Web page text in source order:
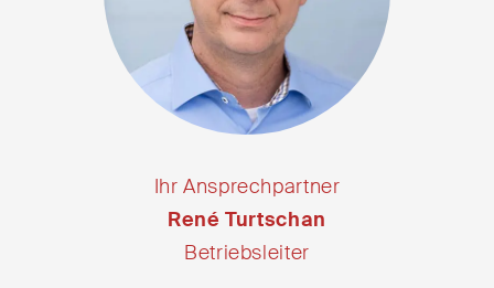
Ihr Ansprechpartner
René Turtschan
Betriebsleiter